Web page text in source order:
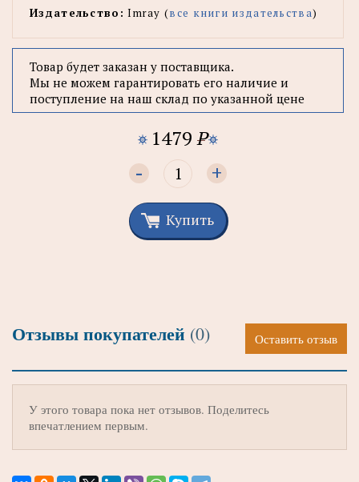
Издательство: Imray (все книги издательства)
Товар будет заказан у поставщика.
Мы не можем гарантировать его наличие и
поступление на наш склад по указанной цене
1479 P
- +
Купить
Отзывы покупателей (0) Оставить отзыв
У этого товара пока нет отзывов. Поделитесь
впечатлением первым.